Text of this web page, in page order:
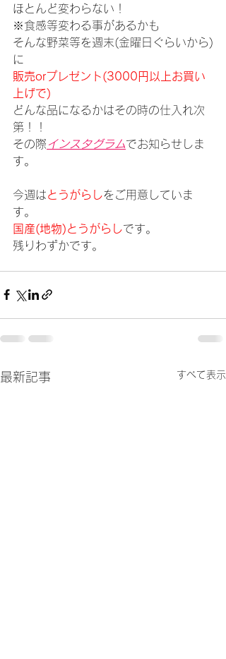
ほとんど変わらない！
※食感等変わる事があるかも
そんな野菜等を週末(金曜日ぐらいから)
に
販売orプレゼント(3000円以上お買い
上げで)
どんな品になるかはその時の仕入れ次
第！！
その際 インスタグラムでお知らせしま
す。
今週はとうがらしをご用意していま
す。
国産(地物)とうがらしです。
残りわずかです。
最新記事 すべて表示